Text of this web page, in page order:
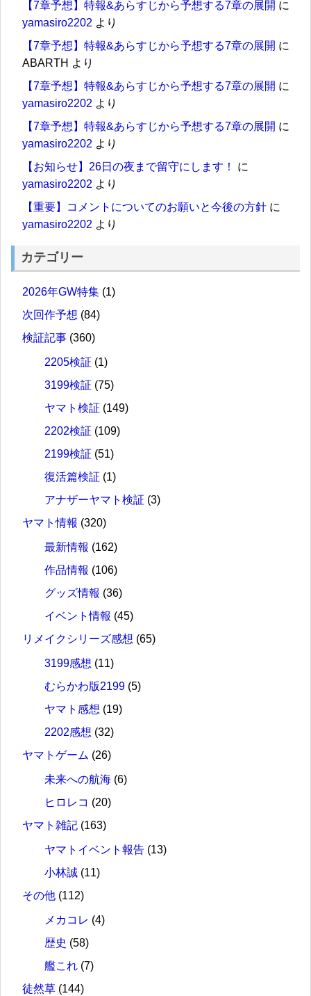
【7章予想】特報&あらすじから予想する7章の展開 に
yamasiro2202 より
【7章予想】特報&あらすじから予想する7章の展開 に
ABARTH より
【7章予想】特報&あらすじから予想する7章の展開 に
yamasiro2202 より
【7章予想】特報&あらすじから予想する7章の展開 に
yamasiro2202 より
【お知らせ】26日の夜まで留守にします！
に
yamasiro2202 より
【重要】コメントについてのお願いと今後の方針 に
yamasiro2202 より
カテゴリー
2026年GW特集 (1)
次回作予想 (84)
検証記事 (360)
2205検証 (1)
3199検証 (75)
ヤマト検証 (149)
2202検証 (109)
2199検証 (51)
復活篇検証 (1)
アナザーヤマト検証 (3)
ヤマト情報 (320)
最新情報 (162)
作品情報 (106)
グッズ情報 (36)
イベント情報 (45)
リメイクシリーズ感想 (65)
3199感想 (11)
むらかわ版2199 (5)
ヤマト感想 (19)
2202感想 (32)
ヤマトゲーム (26)
未来への航海 (6)
ヒロレコ (20)
ヤマト雑記 (163)
ヤマトイベント報告 (13)
小林誠 (11)
その他 (112)
メカコレ (4)
歴史 (58)
艦これ (7)
徒然草 (144)